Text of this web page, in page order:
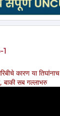
1
कारण या तिघांनाच
सब गल्लाभरु